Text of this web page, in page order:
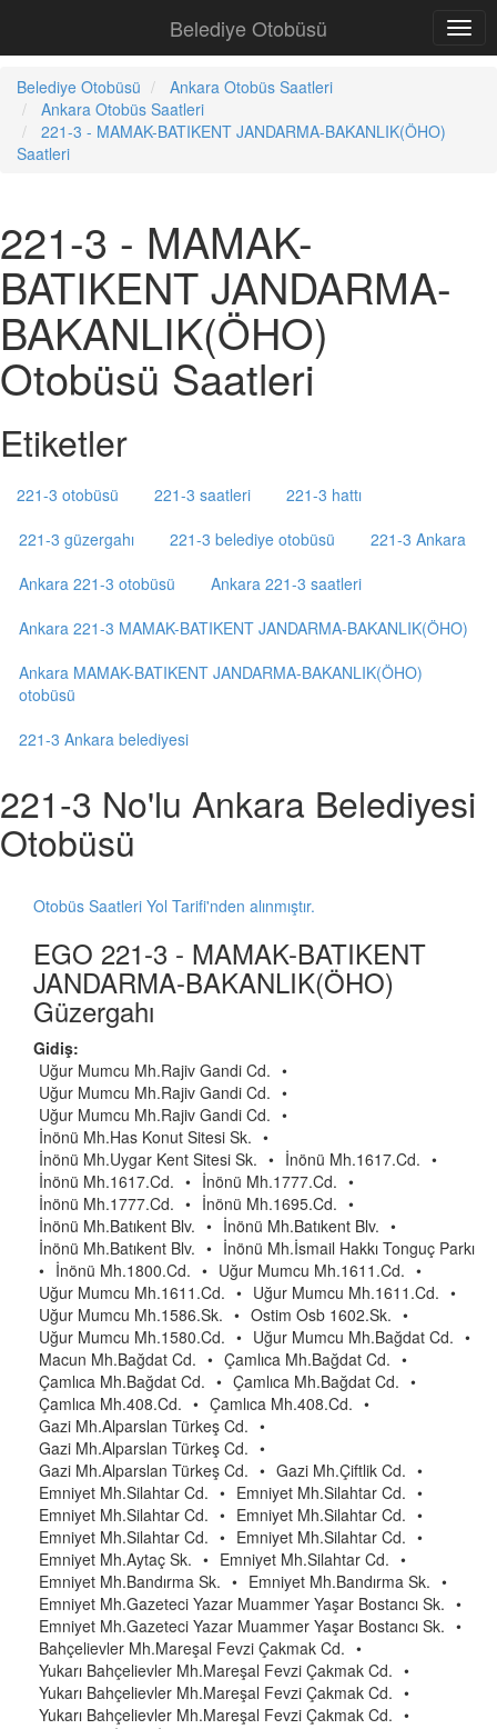
Belediye Otobüsü
Belediye Otobüsü
Ankara Otobüs Saatleri
Ankara Otobüs Saatleri
221-3 - MAMAK-BATIKENT JANDARMA-BAKANLIK(ÖHO)
Saatleri
221-3 - MAMAK-
BATIKENT JANDARMA-
BAKANLIK(ÖHO)
Otobüsü Saatleri
Etiketler
221-3 otobüsü 221-3 saatleri
221-3 hattı
221-3 güzergahı
221-3 belediye otobüsü
221-3 Ankara
Ankara 221-3 otobüsü
Ankara 221-3 saatleri
Ankara 221-3 MAMAK-BATIKENT JANDARMA-BAKANLIK(ÖHO)
Ankara MAMAK-BATIKENT JANDARMA-BAKANLIK(ÖHO)
otobüsü
221-3 Ankara belediyesi
221-3 No'lu Ankara Belediyesi
Otobüsü
Otobüs Saatleri Yol Tarifi'nden alınmıştır.
EGO 221-3 - MAMAK-BATIKENT
JANDARMA-BAKANLIK(ÖHO)
Güzergahı
Gidiş:
Uğur Mumcu Mh.Rajiv Gandi Cd. •
Uğur Mumcu Mh.Rajiv Gandi Cd. •
Uğur Mumcu Mh.Rajiv Gandi Cd. •
İnönü Mh.Has Konut Sitesi Sk. •
İnönü Mh.Uygar Kent Sitesi Sk. • İnönü Mh.1617.Cd. •
İnönü Mh.1617.Cd. • İnönü Mh.1777.Cd. •
İnönü Mh.1777.Cd. • İnönü Mh.1695.Cd. •
İnönü Mh.Batıkent Blv. • İnönü Mh.Batıkent Blv. •
İnönü Mh.Batıkent Blv. • İnönü Mh.İsmail Hakkı Tonguç Parkı
• İnönü Mh.1800.Cd. • Uğur Mumcu Mh.1611.Cd. •
Uğur Mumcu Mh.1611.Cd. • Uğur Mumcu Mh.1611.Cd. •
Uğur Mumcu Mh.1586.Sk. • Ostim Osb 1602.Sk. •
Uğur Mumcu Mh.1580.Cd. • Uğur Mumcu Mh.Bağdat Cd. •
Macun Mh.Bağdat Cd. • Çamlıca Mh.Bağdat Cd. •
Çamlıca Mh.Bağdat Cd. • Çamlıca Mh.Bağdat Cd. •
Çamlıca Mh.408.Cd. • Çamlıca Mh.408.Cd. •
Gazi Mh.Alparslan Türkeş Cd. •
Gazi Mh.Alparslan Türkeş Cd. •
Gazi Mh.Alparslan Türkeş Cd. • Gazi Mh.Çiftlik Cd. •
Emniyet Mh.Silahtar Cd. • Emniyet Mh.Silahtar Cd. •
Emniyet Mh.Silahtar Cd. • Emniyet Mh.Silahtar Cd. •
Emniyet Mh.Silahtar Cd. • Emniyet Mh.Silahtar Cd. •
Emniyet Mh.Aytaç Sk. • Emniyet Mh.Silahtar Cd. •
Emniyet Mh.Bandırma Sk. • Emniyet Mh.Bandırma Sk. •
Emniyet Mh.Gazeteci Yazar Muammer Yaşar Bostancı Sk. •
Emniyet Mh.Gazeteci Yazar Muammer Yaşar Bostancı Sk. •
Bahçelievler Mh.Mareşal Fevzi Çakmak Cd. •
Yukarı Bahçelievler Mh.Mareşal Fevzi Çakmak Cd. •
Yukarı Bahçelievler Mh.Mareşal Fevzi Çakmak Cd. •
Yukarı Bahçelievler Mh.Mareşal Fevzi Çakmak Cd. •